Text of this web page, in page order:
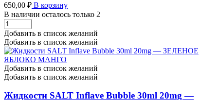
650,00 ₽ В корзину
В наличии осталось только 2
Жидкости
SALT
Inflave
Bubble
30ml
20mg
-
КИСЛАЯ
ВИШНЯ
Добавить в список желаний
Добавить в список желаний
Добавить в список желаний
Добавить в список желаний
Жидкости SALT Inflave Bubble 30ml 20mg —